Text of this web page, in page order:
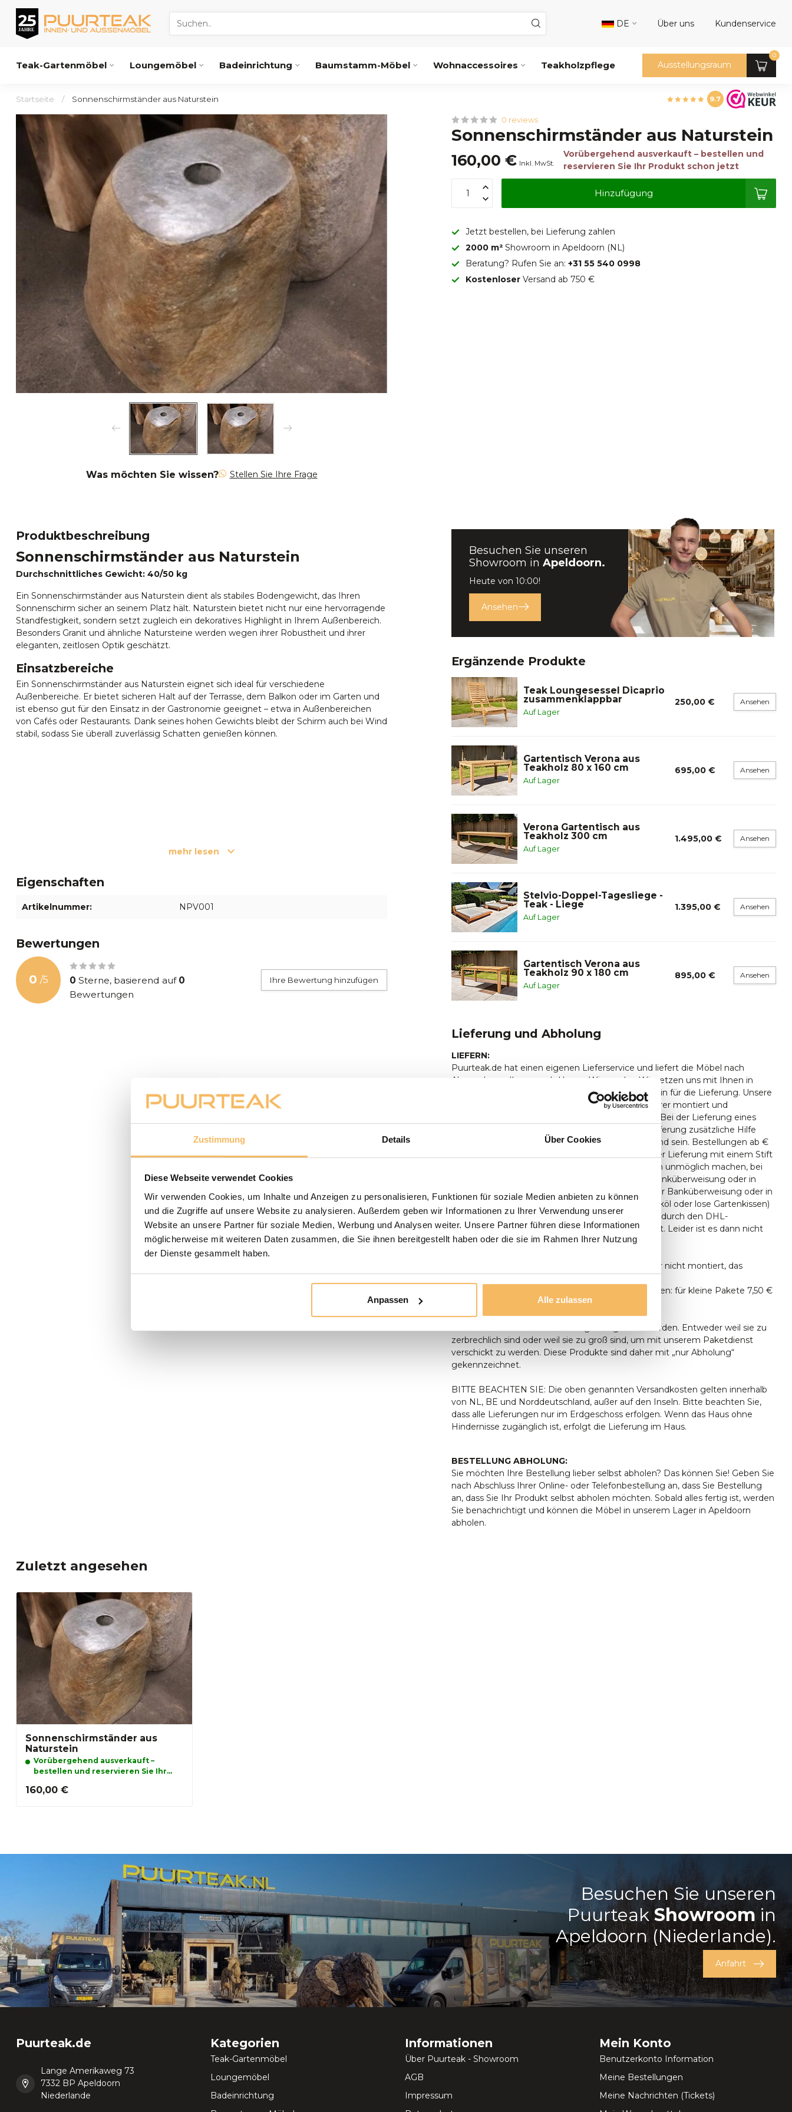
Zustimmung Details Über Cookies
Diese Webseite verwendet Cookies
Wir verwenden Cookies, um Inhalte und Anzeigen zu personalisieren, Funktionen für soziale Medien anbieten zu können
und die Zugriffe auf unsere Website zu analysieren. Außerdem geben wir Informationen zu Ihrer Verwendung unserer
Website an unsere Partner für soziale Medien, Werbung und Analysen weiter. Unsere Partner führen diese Informationen
möglicherweise mit weiteren Daten zusammen, die Sie ihnen bereitgestellt haben oder die sie im Rahmen Ihrer Nutzung
der Dienste gesammelt haben.
Anpassen Alle zulassen
DE Über uns Kundenservice
Teak-Gartenmöbel Loungemöbel Badeinrichtung Baumstamm-Möbel Wohnaccessoires Teakholzpflege Ausstellungsraum
0
Startseite / Sonnenschirmständer aus Naturstein 9.7
Was möchten Sie wissen? Stellen Sie Ihre Frage
0 reviews
Sonnenschirmständer aus Naturstein
160,00 € Inkl. MwSt.
Vorübergehend ausverkauft – bestellen und
reservieren Sie Ihr Produkt schon jetzt
Hinzufügung
Jetzt bestellen, bei Lieferung zahlen
2000 m² Showroom in Apeldoorn (NL)
Beratung? Rufen Sie an:+31 55 540 0998
KostenloserVersand ab 750 €
Produktbeschreibung
Sonnenschirmständer aus Naturstein
Durchschnittliches Gewicht: 40/50 kg
Ein Sonnenschirmständer aus Naturstein dient als stabiles Boden­gewicht, das Ihren
Sonnenschirm sicher an seinem Platz hält. Naturstein bietet nicht nur eine hervorragende
Standfestigkeit, sondern setzt zugleich ein dekoratives Highlight in Ihrem Außenbereich.
Besonders Granit und ähnliche Natursteine werden wegen ihrer Robustheit und ihrer
eleganten, zeitlosen Optik geschätzt.
Einsatzbereiche
Ein Sonnenschirmständer aus Naturstein eignet sich ideal für verschiedene
Außenbereiche. Er bietet sicheren Halt auf der Terrasse, dem Balkon oder im Garten und
ist ebenso gut für den Einsatz in der Gastronomie geeignet – etwa in Außenbereichen
von Cafés oder Restaurants. Dank seines hohen Gewichts bleibt der Schirm auch bei Wind
stabil, sodass Sie überall zuverlässig Schatten genießen können.
mehr lesen
Eigenschaften
Artikelnummer: NPV001
Bewertungen
0 /5 0 Sterne, basierend auf 0
Bewertungen
Ihre Bewertung hinzufügen
Besuchen Sie unseren
Showroom inApeldoorn.
Heute von 10:00!
Ansehen
Ergänzende Produkte
Teak Loungesessel Dicaprio
zusammenklappbar
Auf Lager
250,00 € Ansehen
Gartentisch Verona aus
Teakholz 80 x 160 cm
Auf Lager
695,00 € Ansehen
Verona Gartentisch aus
Teakholz 300 cm
Auf Lager
1.495,00 € Ansehen
Stelvio-Doppel-Tagesliege -
Teak - Liege
Auf Lager
1.395,00 € Ansehen
Gartentisch Verona aus
Teakholz 90 x 180 cm
Auf Lager
895,00 € Ansehen
Lieferung und Abholung
LIEFERN:
Puurteak.de hat einen eigenen Lieferservice und liefert die Möbel nach
Absprache zu Ihnen nach Hause. Wir werden Wir setzen uns mit Ihnen in
Verbindung und vereinbaren mit Ihnen einen Termin für die Lieferung. Unsere
Gartenmöbel werden bei Bedarf von unserem Fahrer montiert und
aufgestellt. Anlieferungen erfolgen nur ebenerdig. Bei der Lieferung eines
Baumstamm-Tisches sollte zum Zeitpunkt der Lieferung zusätzliche Hilfe
anwesend sein, um Aufstellen des Tisches anwesend sein. Bestellungen ab €
500,- werden kostenlos geliefert. Sie können bei der Lieferung mit einem Stift
oder in bar bezahlen, Wenn die Umstände es Ihnen unmöglich machen, bei
der Lieferung zu bezahlen, können Sie auch per Banküberweisung oder in
unserem Ausstellungsraum bezahlen. Lieferung per Banküberweisung oder in
unserem Ausstellungsraum. Kleinteile (wie z.B. Teaköl oder lose Gartenkissen)
liefern wir nicht persönlich aus, sondern lassen dies durch den DHL-
Paketdienst erledigen. durch den DHL-Paketdienst. Leider ist es dann nicht
möglich, bei der Lieferung zu bezahlen.
Die Badmöbel werden ausschließlich geliefert, aber nicht montiert, das
Die Versandkosten unter 500 € Bestellwert betragen: für kleine Pakete 7,50 €
und für den eigenen Transport 24,95 €.
Leider können nicht alle Sendungen zugestellt werden. Entweder weil sie zu
zerbrechlich sind oder weil sie zu groß sind, um mit unserem Paketdienst
verschickt zu werden. Diese Produkte sind daher mit „nur Abholung“
gekennzeichnet.
BITTE BEACHTEN SIE: Die oben genannten Versandkosten gelten innerhalb
von NL, BE und Norddeutschland, außer auf den Inseln. Bitte beachten Sie,
dass alle Lieferungen nur im Erdgeschoss erfolgen. Wenn das Haus ohne
Hindernisse zugänglich ist, erfolgt die Lieferung im Haus.
BESTELLUNG ABHOLUNG:
Sie möchten Ihre Bestellung lieber selbst abholen? Das können Sie! Geben Sie
nach Abschluss Ihrer Online- oder Telefonbestellung an, dass Sie Bestellung
an, dass Sie Ihr Produkt selbst abholen möchten. Sobald alles fertig ist, werden
Sie benachrichtigt und können die Möbel in unserem Lager in Apeldoorn
abholen.
Zuletzt angesehen
Sonnenschirmständer aus
Naturstein
Vorübergehend ausverkauft –
bestellen und reservieren Sie Ihr
160,00 €
Besuchen Sie unseren
PuurteakShowroomin
Apeldoorn (Niederlande).
Anfahrt
Puurteak.de
Lange Amerikaweg 73
7332 BP Apeldoorn
Niederlande
Kategorien
Teak-Gartenmöbel
Loungemöbel
Badeinrichtung
Informationen
Über Puurteak - Showroom
AGB
Impressum
Mein Konto
Benutzerkonto Information
Meine Bestellungen
Meine Nachrichten (Tickets)